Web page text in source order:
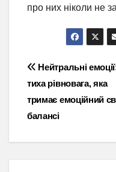
про них ніколи не
Навігація
записів
Нейтральні
тиха рівновага, яка
тримає емоційний
балансі